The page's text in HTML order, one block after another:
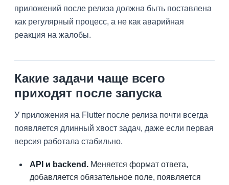
приложений после релиза должна быть поставлена
как регулярный процесс, а не как аварийная
реакция на жалобы.
Какие задачи чаще всего
приходят после запуска
У приложения на Flutter после релиза почти всегда
появляется длинный хвост задач, даже если первая
версия работала стабильно.
API и backend. Меняется формат ответа,
добавляется обязательное поле, появляется